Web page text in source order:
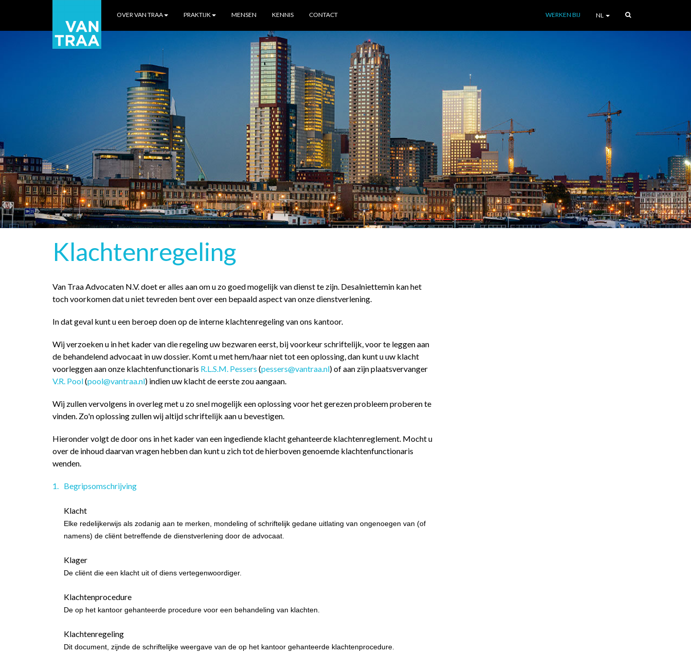
OVER VAN TRAA PRAKTIJK MENSEN KENNIS CONTACT WERKEN BIJ NL
Klachtenregeling
Van Traa Advocaten N.V. doet er alles aan om u zo goed mogelijk van dienst te zijn. Desalniettemin kan het
toch voorkomen dat u niet tevreden bent over een bepaald aspect van onze dienstverlening.
In dat geval kunt u een beroep doen op de interne klachtenregeling van ons kantoor.
Wij verzoeken u in het kader van die regeling uw bezwaren eerst, bij voorkeur schriftelijk, voor te leggen aan
de behandelend advocaat in uw dossier. Komt u met hem/haar niet tot een oplossing, dan kunt u uw klacht
voorleggen aan onze klachtenfunctionaris R.L.S.M. Pessers (pessers@vantraa.nl) of aan zijn plaatsvervanger
V.R. Pool(pool@vantraa.nl) indien uw klacht de eerste zou aangaan.
Wij zullen vervolgens in overleg met u zo snel mogelijk een oplossing voor het gerezen probleem proberen te
vinden. Zo'n oplossing zullen wij altijd schriftelijk aan u bevestigen.
Hieronder volgt de door ons in het kader van een ingediende klacht gehanteerde klachtenreglement. Mocht u
over de inhoud daarvan vragen hebben dan kunt u zich tot de hierboven genoemde klachtenfunctionaris
wenden.
Begripsomschrijving
Klacht
Elke redelijkerwijs als zodanig aan te merken, mondeling of schriftelijk gedane uitlating van ongenoegen van (of
namens) de cliënt betreffende de dienstverlening door de advocaat.
Klager
De cliënt die een klacht uit of diens vertegenwoordiger.
Klachtenprocedure
De op het kantoor gehanteerde procedure voor een behandeling van klachten.
Klachtenregeling
Dit document, zijnde de schriftelijke weergave van de op het kantoor gehanteerde klachtenprocedure.